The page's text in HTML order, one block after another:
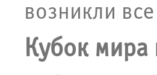
возникли
Кубок мира